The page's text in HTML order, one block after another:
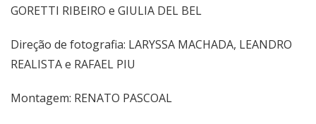
GORETTI RIBEIRO e GIULIA DEL BEL
Direção de fotografia: LARYSSA MACHADA, LEANDRO
REALISTA e RAFAEL PIU
Montagem: RENATO PASCOAL